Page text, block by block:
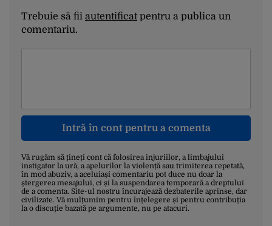
Trebuie să fii autentificatpentru a publica un
comentariu.
Intră în cont pentru a comenta
Vă rugăm să țineți cont că folosirea injuriilor, a limbajului
instigator la ură, a apelurilor la violență sau trimiterea repetată,
în mod abuziv, a aceluiași comentariu pot duce nu doar la
ștergerea mesajului, ci și la suspendarea temporară a dreptului
de a comenta. Site-ul nostru încurajează dezbaterile aprinse, dar
civilizate. Vă mulțumim pentru înțelegere și pentru contribuția
la o discuție bazată pe argumente, nu pe atacuri.